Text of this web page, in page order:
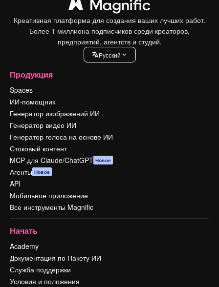
Креативная платформа для создания ваших лучших работ.
Более 1 миллиона подписчиков среди креаторов,
предприятий, агентств и студий.
Pусский
Продукция
Spaces
ИИ-помощник
Генератор изображений ИИ
Генератор видео ИИ
Генератор голоса на основе ИИ
Стоковый контент
MCP для Claude/ChatGPT Новое
Агенты Новое
API
Мобильное приложение
Все инструменты Magnific
Начать
Academy
Документация по Пакету ИИ
Служба поддержки
Условия и положения